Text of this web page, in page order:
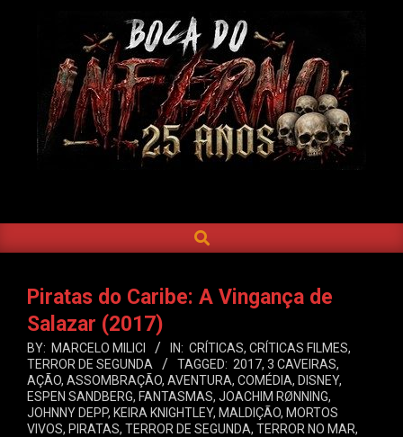
DO
INFERNO
Navigation
SEARCH
Piratas do Caribe: A Vingança de
Salazar (2017)
BY: MARCELO MILICI IN: CRÍTICAS, CRÍTICAS FILMES,
TERROR DE SEGUNDA
TAGGED: 2017, 3 CAVEIRAS,
AÇÃO, ASSOMBRAÇÃO, AVENTURA, COMÉDIA, DISNEY,
ESPEN SANDBERG, FANTASMAS, JOACHIM RØNNING,
JOHNNY DEPP, KEIRA KNIGHTLEY, MALDIÇÃO, MORTOS
VIVOS, PIRATAS, TERROR DE SEGUNDA, TERROR NO MAR,